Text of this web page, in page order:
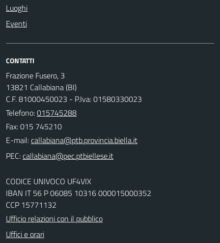
Luoghi
Eventi
CONTATTI
Frazione Fusero, 3
13821 Callabiana (BI)
C.F. 81000450023 - P.Iva: 01580330023
Telefono:015745288
Fax: 015 745210
E-mail:
PEC:
CODICE UNIVOCO UF4VIX
IBAN IT 56 P 06085 10316 000015000352
CCP 15771132
Ufficio relazioni con il pubblico
Uffici e orari